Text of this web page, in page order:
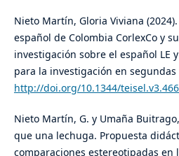
Nieto Martín, Gloria Viviana
español de Colombia CorlexCo y
investigación sobre el español LE y
para la investigación en segundas
http://doi.org/10.1344/
Nieto Martín, G. y Umaña
que una lechuga. Propuesta
comparaciones estereotipadas en